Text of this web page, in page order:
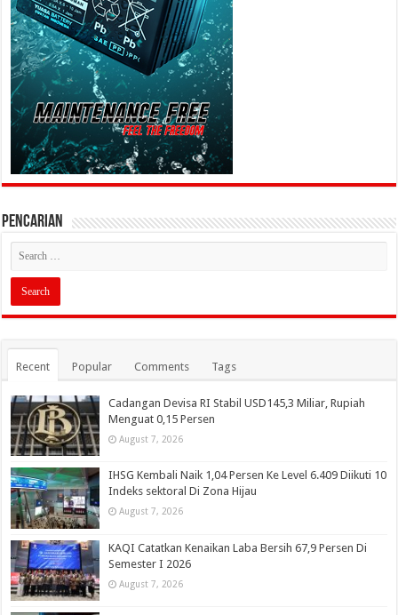
PENCARIAN
Recent Popular Comments Tags
Cadangan Devisa RI Stabil USD145,3 Miliar, Rupiah
Menguat 0,15 Persen
August 7, 2026
IHSG Kembali Naik 1,04 Persen Ke Level 6.409 Diikuti 10
Indeks sektoral Di Zona Hijau
August 7, 2026
KAQI Catatkan Kenaikan Laba Bersih 67,9 Persen Di
Semester I 2026
August 7, 2026